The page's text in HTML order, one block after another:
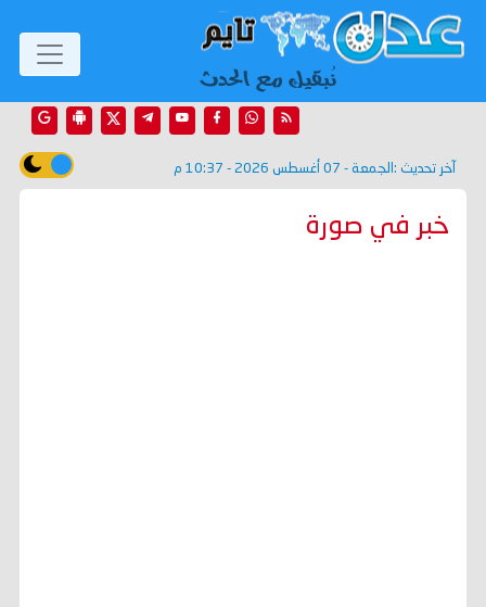
آخر تحديث : الجمعة - 07 أغسطس 2026 - 10:37 م
خبر في صورة